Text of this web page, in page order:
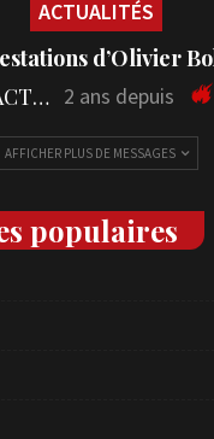
ACTUALITÉS
d’Olivier
LA REDACTION 2 ans depuis
AFFICHER PLUS DE MESSAGES
populaires